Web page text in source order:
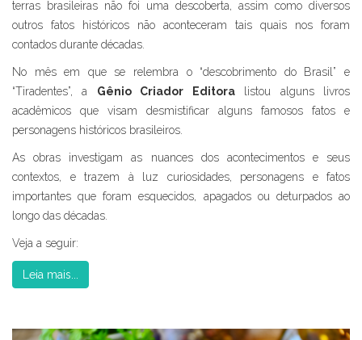
terras brasileiras não foi uma descoberta, assim como diversos
outros fatos históricos não aconteceram tais quais nos foram
contados durante décadas.
No mês em que se relembra o “descobrimento do Brasil” e
“Tiradentes”, a Gênio Criador Editoralistou alguns livros
acadêmicos que visam desmistificar alguns famosos fatos e
personagens históricos brasileiros.
As obras investigam as nuances dos acontecimentos e seus
contextos, e trazem à luz curiosidades, personagens e fatos
importantes que foram esquecidos, apagados ou deturpados ao
longo das décadas.
Veja a seguir:
Leia mais...